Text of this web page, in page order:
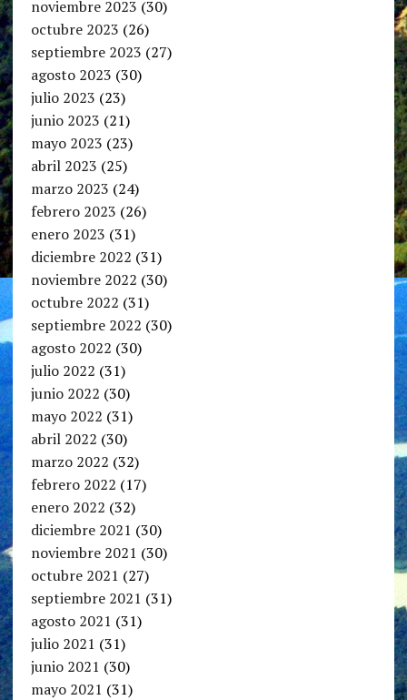
noviembre 2023 (30)
octubre 2023 (26)
septiembre 2023 (27)
agosto 2023 (30)
julio 2023 (23)
junio 2023 (21)
mayo 2023 (23)
abril 2023 (25)
marzo 2023 (24)
febrero 2023 (26)
enero 2023 (31)
diciembre 2022 (31)
noviembre 2022 (30)
octubre 2022 (31)
septiembre 2022 (30)
agosto 2022 (30)
julio 2022 (31)
junio 2022 (30)
mayo 2022 (31)
abril 2022 (30)
marzo 2022 (32)
febrero 2022 (17)
enero 2022 (32)
diciembre 2021 (30)
noviembre 2021 (30)
octubre 2021 (27)
septiembre 2021 (31)
agosto 2021 (31)
julio 2021 (31)
junio 2021 (30)
mayo 2021 (31)